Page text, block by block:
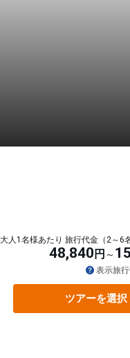
大人1名様あたり 旅行代金（2～6
48,840 円
表示旅
ツアーを選択